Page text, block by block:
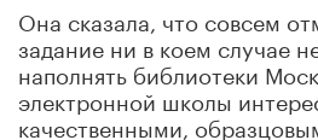
Она сказала, что совсем
задание ни в коем случае
наполнять библиотеки
электронной школы
качественными,